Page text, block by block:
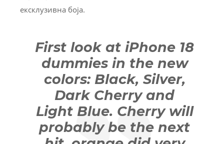
ексклузивна боја.
First look at iPhone 18
dummies in the new
colors: Black, Silver,
Dark Cherry and
Light Blue. Cherry will
probably be the next